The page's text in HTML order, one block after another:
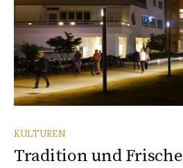
KULTUREN
Tradition und Frische